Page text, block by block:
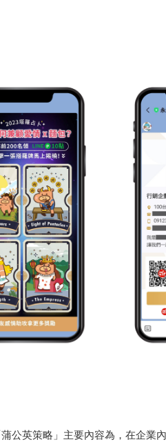
公英策略」主要內容為，在企業